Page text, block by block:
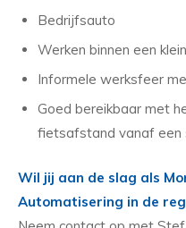
Bedrijfsauto
Werken binnen een
Informele werksfeer
Goed bereikbaar met
fietsafstand vanaf een
Wil jij aan de slag als
Automatisering in de